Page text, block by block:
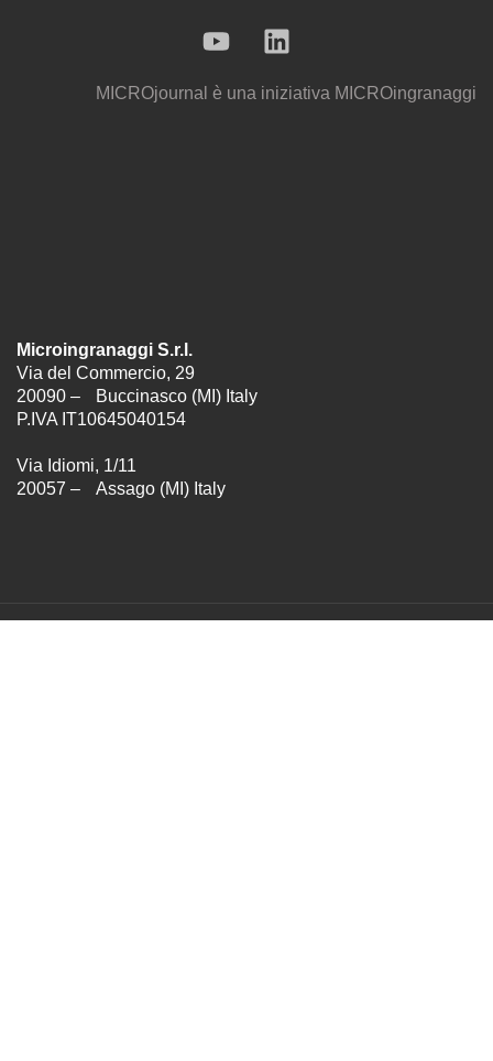
MICROjournal è una iniziativa MICROingranaggi
Microingranaggi S.r.l.
Via del Commercio, 29
20090 – Buccinasco (MI) Italy
P.IVA IT10645040154
Via Idiomi, 1/11
20057 – Assago (MI) Italy